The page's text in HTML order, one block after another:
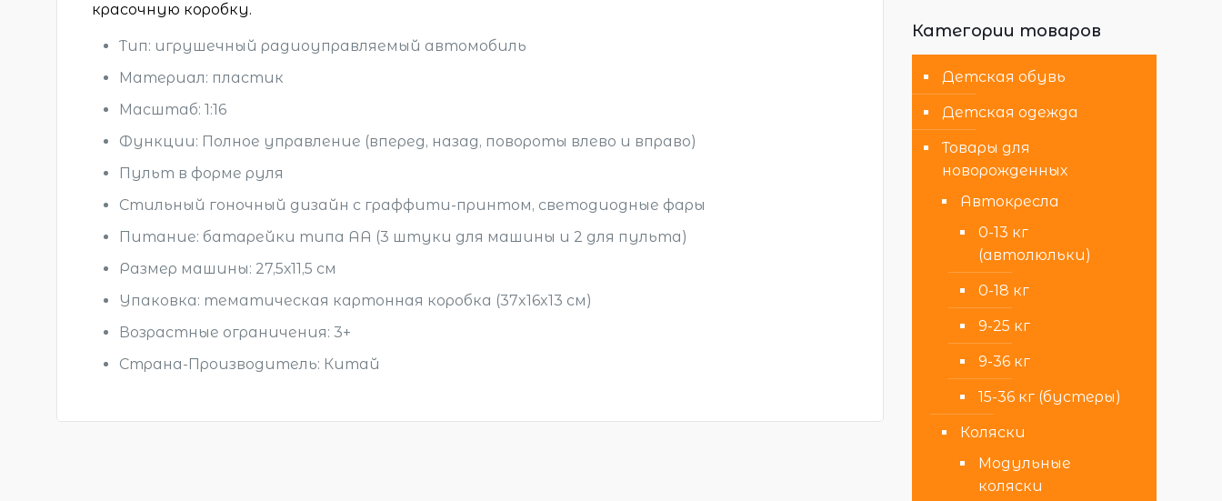
красочную коробку.
Тип: игрушечный радиоуправляемый автомобиль
Материал: пластик
Масштаб: 1:16
Функции: Полное управление (вперед, назад, повороты влево и вправо)
Пульт в форме руля
Стильный гоночный дизайн с граффити-принтом, светодиодные фары
Питание: батарейки типа АА (3 штуки для машины и 2 для пульта)
Размер машины: 27,5х11,5 см
Упаковка: тематическая картонная коробка (37x16x13 см)
Возрастные ограничения: 3+
Страна-Производитель: Китай
Категории товаров
Детская обувь
Детская одежда
Товары для
новорожденных
Автокресла
0-13 кг
(автолюльки)
0-18 кг
9-25 кг
9-36 кг
15-36 кг (бустеры)
Коляски
Модульные
коляски